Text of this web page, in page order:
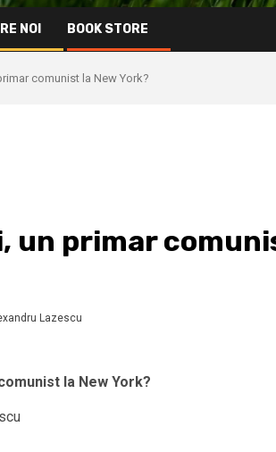
NOI BOOK STORE
comunist la New York?
un primar
Lazescu
la New York?